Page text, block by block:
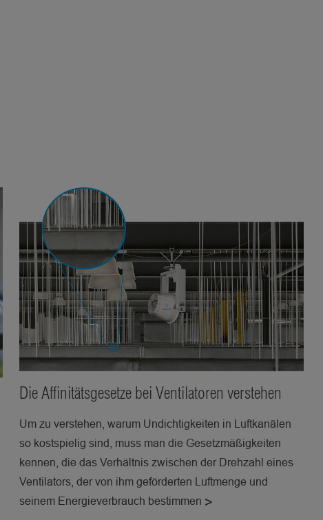
Die Affinitätsgesetze bei Ventilatoren verstehen
Um zu verstehen, warum Undichtigkeiten in Luftkanälen
so kostspielig sind, muss man die Gesetzmäßigkeiten
kennen, die das Verhältnis zwischen der Drehzahl eines
Ventilators, der von ihm geförderten Luftmenge und
seinem Energieverbrauch bestimmen